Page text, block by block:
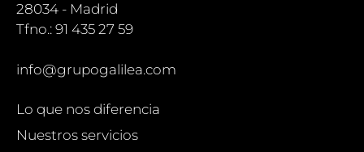
28034 - Madrid
Tfno.: 91 435 27 59
info@grupogalilea.com
Lo que nos diferencia
Nuestros servicios